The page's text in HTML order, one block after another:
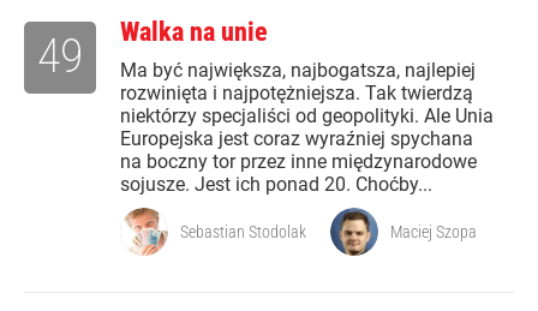
Walka na unie
Ma być największa, najbogatsza, najlepiej
rozwinięta i najpotężniejsza. Tak twierdzą
niektórzy specjaliści od geopolityki. Ale Unia
Europejska jest coraz wyraźniej spychana
na boczny tor przez inne międzynarodowe
sojusze. Jest ich ponad 20. Choćby...
49
Sebastian Stodolak Maciej Szopa